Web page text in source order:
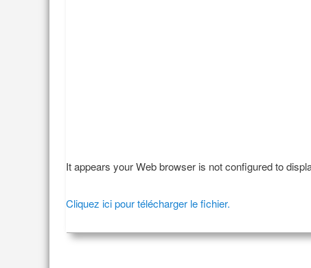
It appears your Web browser is not configured to
Cliquez ici pour télécharger le fichier.